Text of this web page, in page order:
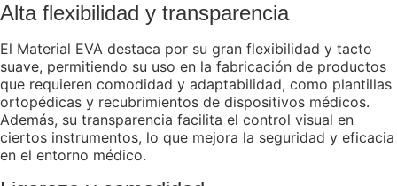
Alta flexibilidad y transparencia
El Material EVA destaca por su gran flexibilidad y tacto
suave, permitiendo su uso en la fabricación de productos
que requieren comodidad y adaptabilidad, como plantillas
ortopédicas y recubrimientos de dispositivos médicos.
Además, su transparencia facilita el control visual en
ciertos instrumentos, lo que mejora la seguridad y eficacia
en el entorno médico.